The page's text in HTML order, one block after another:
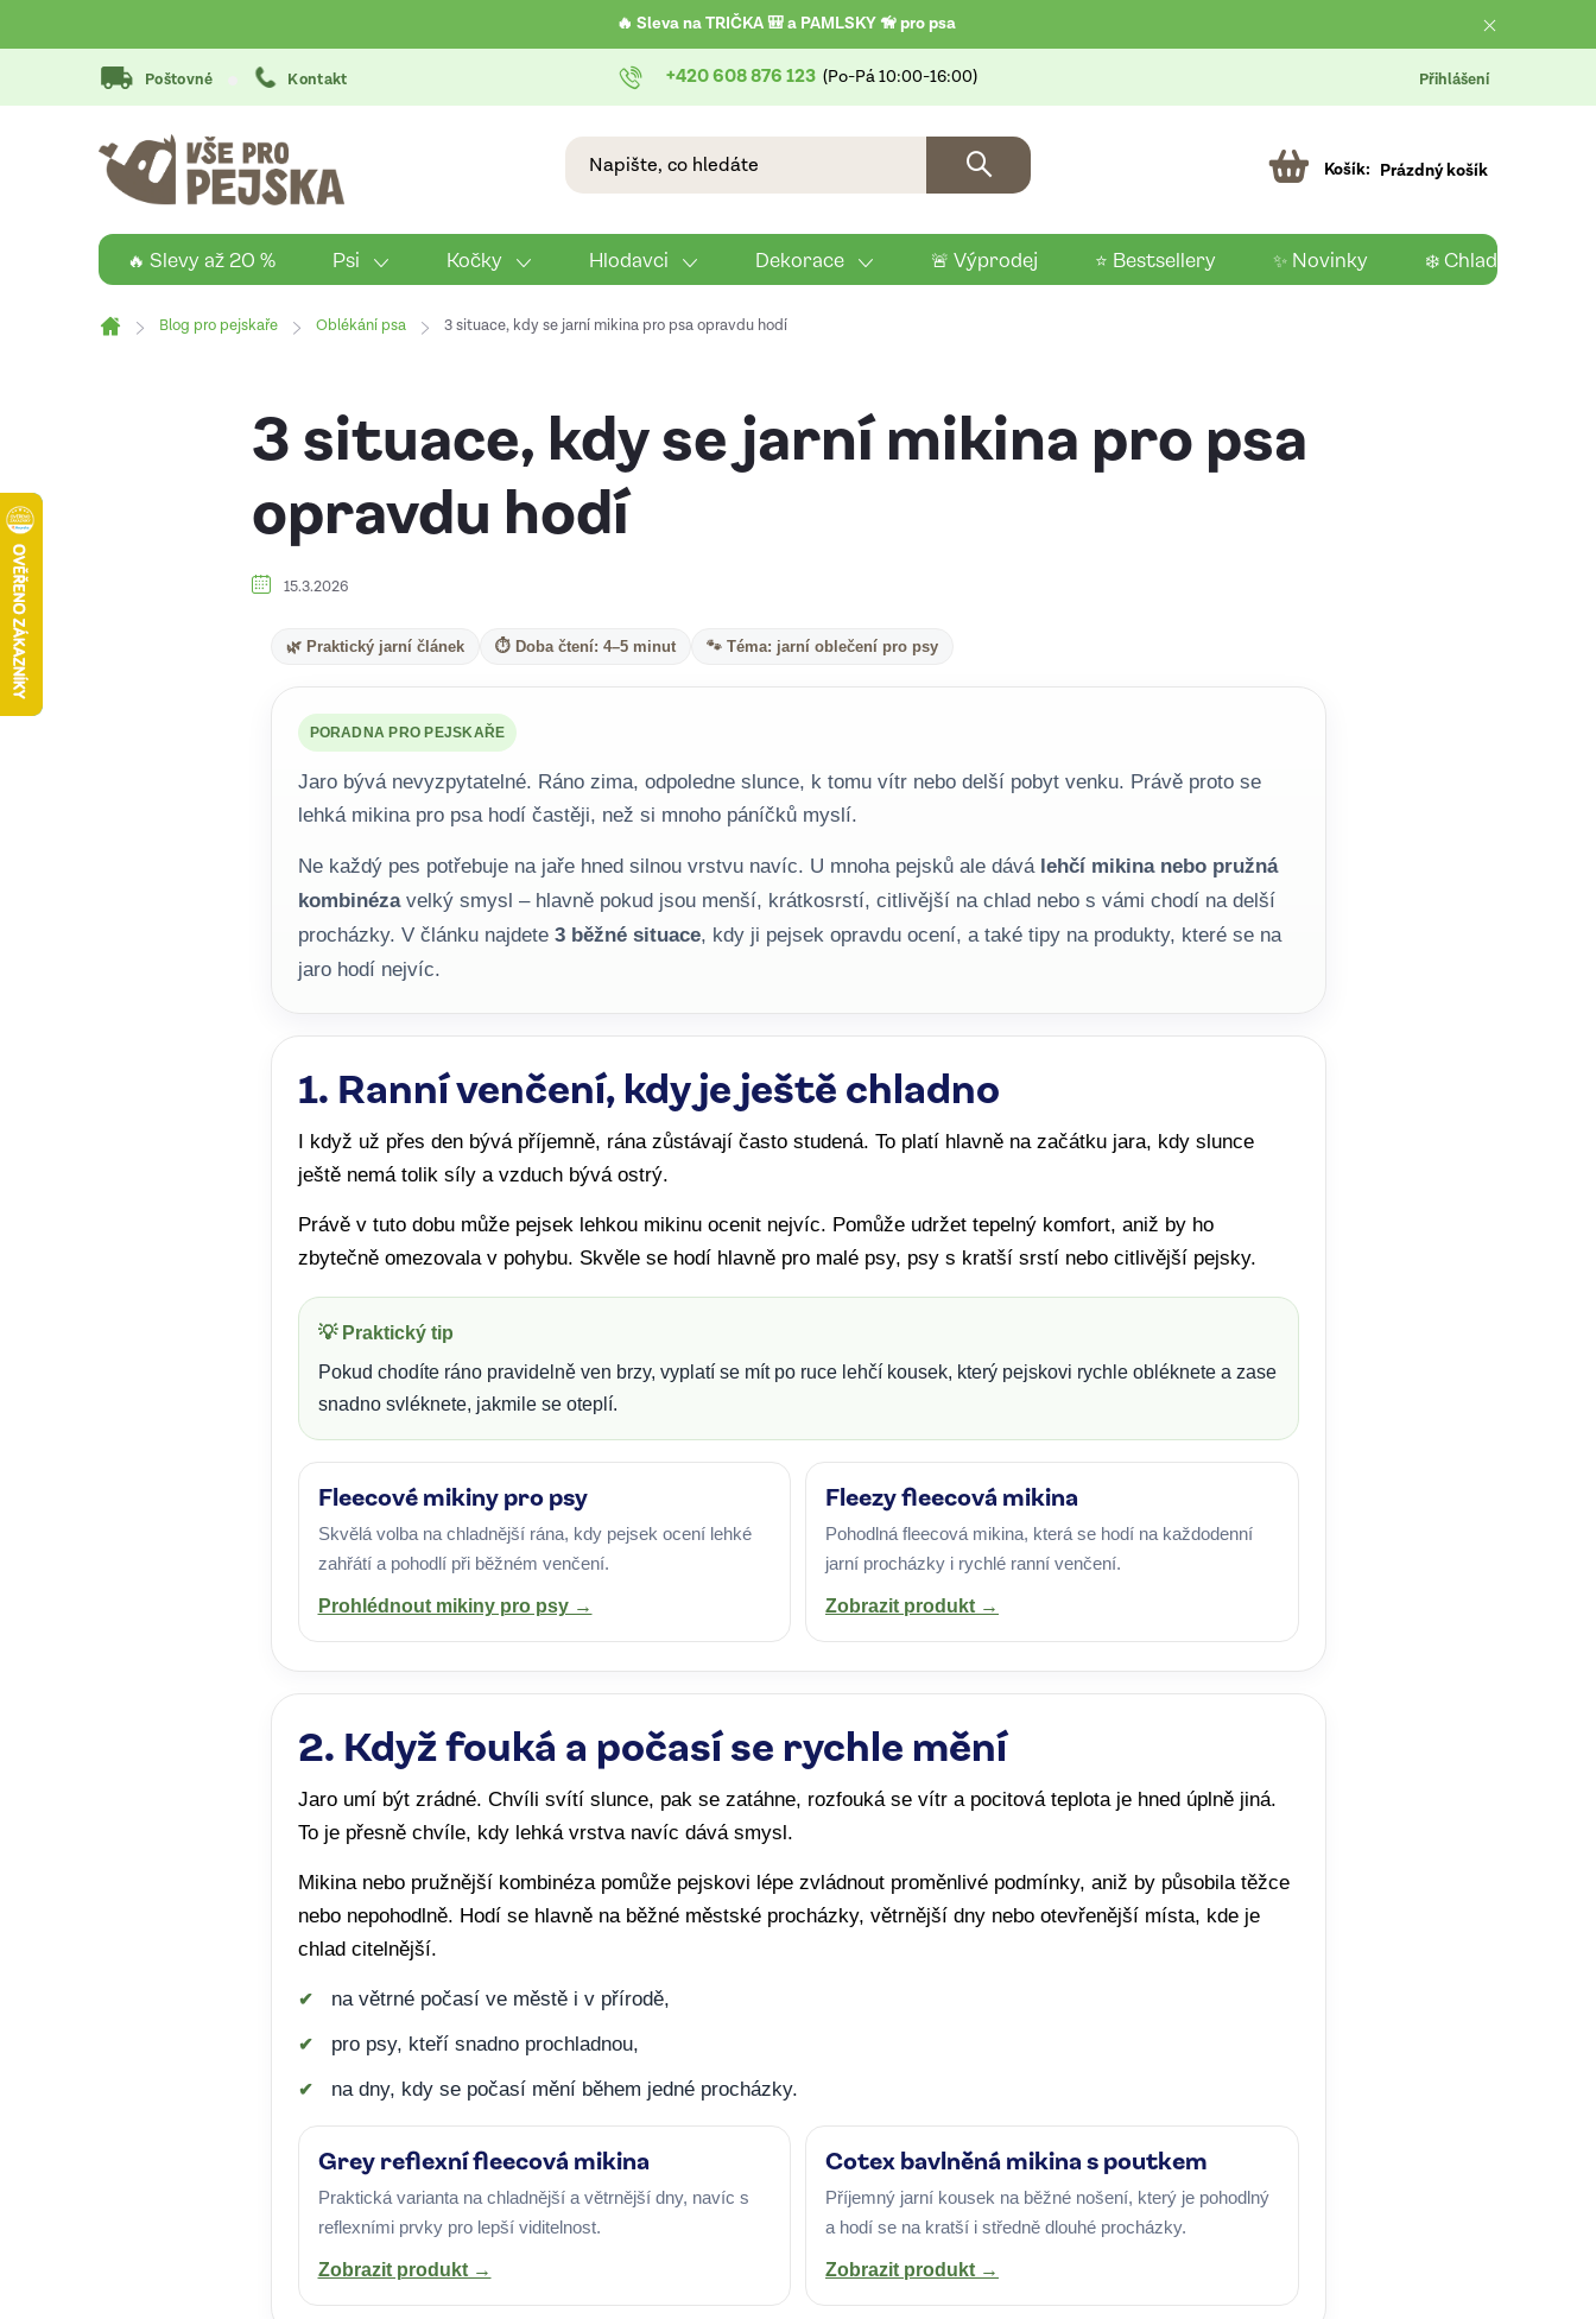
na
🔥 Sleva na TRIČKA 🎒 a PAMLSKY 🦮 pro psa
+420 608 876 123
Poštovné Kontakt Přihlášení
Prázdný košík
🔥 Slevy až 20 % Psi Kočky Hlodavci Dekorace 🚨 Výprodej ⭐ Bestsellery ✨ Novinky ❄️ Chladící
Domů
Blog pro pejskaře Oblékání psa 3 situace, kdy se jarní mikina pro psa opravdu hodí
3 situace, kdy se jarní mikina pro psa
opravdu hodí
15.3.2026
🌿 Praktický jarní článek ⏱️ Doba čtení: 4–5 minut 🐾 Téma: jarní oblečení pro psy
PORADNA PRO PEJSKAŘE
Jaro bývá nevyzpytatelné. Ráno zima, odpoledne slunce, k tomu vítr nebo delší pobyt venku. Právě proto se
lehká mikina pro psa hodí častěji, než si mnoho páníčků myslí.
Ne každý pes potřebuje na jaře hned silnou vrstvu navíc. U mnoha pejsků ale dává lehčí mikina nebo pružná
kombinézavelký smysl – hlavně pokud jsou menší, krátkosrstí, citlivější na chlad nebo s vámi chodí na delší
procházky. V článku najdete 3 běžné situace, kdy ji pejsek opravdu ocení, a také tipy na produkty, které se na
jaro hodí nejvíc.
1. Ranní venčení, kdy je ještě chladno
I když už přes den bývá příjemně, rána zůstávají často studená. To platí hlavně na začátku jara, kdy slunce
ještě nemá tolik síly a vzduch bývá ostrý.
Právě v tuto dobu může pejsek lehkou mikinu ocenit nejvíc. Pomůže udržet tepelný komfort, aniž by ho
zbytečně omezovala v pohybu. Skvěle se hodí hlavně pro malé psy, psy s kratší srstí nebo citlivější pejsky.
💡 Praktický tip
Pokud chodíte ráno pravidelně ven brzy, vyplatí se mít po ruce lehčí kousek, který pejskovi rychle obléknete a zase
snadno svléknete, jakmile se oteplí.
Fleecové mikiny pro psy
Skvělá volba na chladnější rána, kdy pejsek ocení lehké
zahřátí a pohodlí při běžném venčení.
Prohlédnout mikiny pro psy →
Fleezy fleecová mikina
Pohodlná fleecová mikina, která se hodí na každodenní
jarní procházky i rychlé ranní venčení.
Zobrazit produkt →
2. Když fouká a počasí se rychle mění
Jaro umí být zrádné. Chvíli svítí slunce, pak se zatáhne, rozfouká se vítr a pocitová teplota je hned úplně jiná.
To je přesně chvíle, kdy lehká vrstva navíc dává smysl.
Mikina nebo pružnější kombinéza pomůže pejskovi lépe zvládnout proměnlivé podmínky, aniž by působila těžce
nebo nepohodlně. Hodí se hlavně na běžné městské procházky, větrnější dny nebo otevřenější místa, kde je
chlad citelnější.
na větrné počasí ve městě i v přírodě,
pro psy, kteří snadno prochladnou,
na dny, kdy se počasí mění během jedné procházky.
Grey reflexní fleecová mikina
Praktická varianta na chladnější a větrnější dny, navíc s
reflexními prvky pro lepší viditelnost.
Zobrazit produkt →
Cotex bavlněná mikina s poutkem
Příjemný jarní kousek na běžné nošení, který je pohodlný
a hodí se na kratší i středně dlouhé procházky.
Zobrazit produkt →